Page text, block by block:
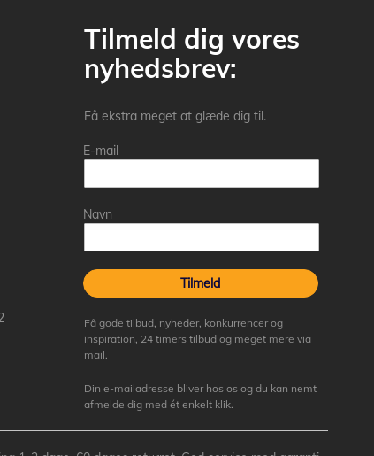
Tilmeld dig vores
nyhedsbrev:
Få ekstra meget at glæde dig til.
E-mail
Navn
Tilmeld
Få gode tilbud, nyheder, konkurrencer og
inspiration, 24 timers tilbud og meget mere via
mail.
Din e-mailadresse bliver hos os og du kan nemt
afmelde dig med ét enkelt klik.